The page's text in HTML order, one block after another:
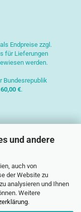
und andere
auch von
der Website zu
analysieren und Ihnen
Weitere
.
Endpreise zzgl.
für Lieferungen
werden.
Bundesrepublik
60,00 €.